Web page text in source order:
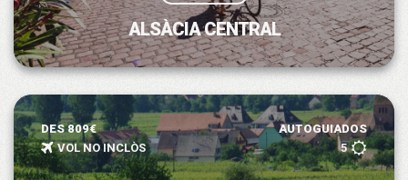
ALSÀCIA CENTRAL
DES 809€
AUTOGUIADOS
VOL NO INCLÒS
5